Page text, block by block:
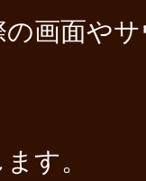
画面や
す。